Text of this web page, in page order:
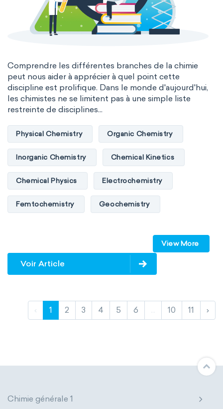
Comprendre les différentes branches de la chimie
peut nous aider à apprécier à quel point cette
discipline est prolifique. Dans le monde d'aujourd'hui,
les chimistes ne se limitent pas à une simple liste
restreinte de disciplines...
Physical Chemistry Organic Chemistry
Inorganic Chemistry Chemical Kinetics
Chemical Physics Electrochemistry
Femtochemistry Geochemistry
Solid-state chemistry Spectroscopy
Stereochemistry Surface science
Biochemistry Neurochemistry
Genetic engineering Biophysical chemistry
View More
Voir Article
‹ 1 2 3 4 5 6 ... 10 11 ›
Chimie générale 1